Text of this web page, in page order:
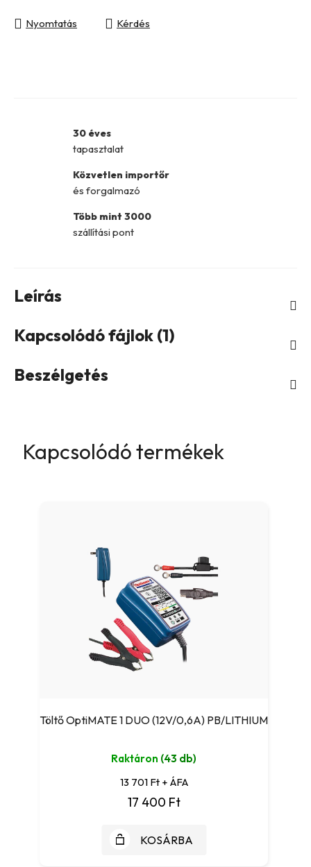
Nyomtatás Kérdés
30 éves
tapasztalat
Közvetlen importőr
és forgalmazó
Több mint 3000
szállítási pont
Leírás
Kapcsolódó fájlok (1)
Beszélgetés
Kapcsolódó termékek
Töltő OptiMATE 1 DUO (12V/0,6A) PB/LITHIUM
Raktáron (43 db)
13 701 Ft + ÁFA
17 400 Ft
KOSÁRBA